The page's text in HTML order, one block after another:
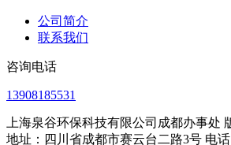
公司简介
联系我们
咨询电话
13908185531
上海泉谷环保科技有限公司成都办事处
地址：四川省成都市赛云台二路3号 电话